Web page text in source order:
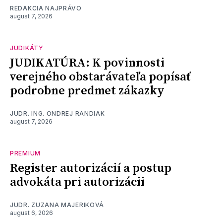
REDAKCIA NAJPRÁVO
august 7, 2026
JUDIKÁTY
JUDIKATÚRA: K povinnosti
verejného obstarávateľa popísať
podrobne predmet zákazky
JUDR. ING. ONDREJ RANDIAK
august 7, 2026
PREMIUM
Register autorizácií a postup
advokáta pri autorizácii
JUDR. ZUZANA MAJERIKOVÁ
august 6, 2026